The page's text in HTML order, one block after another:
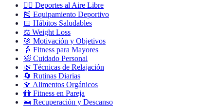
🚴‍♀️ Deportes al Aire Libre
🎽 Equipamiento Deportivo
📅 Hábitos Saludables
⚖️ Weight Loss
🎯 Motivación y Objetivos
👵 Fitness para Mayores
🛀 Cuidado Personal
🌿 Técnicas de Relajación
🔄 Rutinas Diarias
🥦 Alimentos Orgánicos
👫 Fitness en Pareja
🛌 Recuperación y Descanso